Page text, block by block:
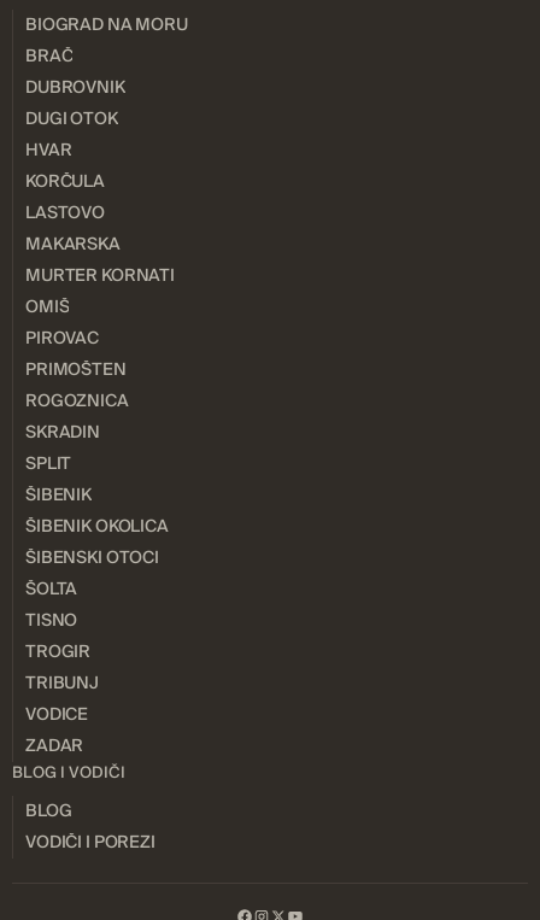
BIOGRAD NA MORU
BRAČ
DUBROVNIK
DUGI OTOK
HVAR
KORČULA
LASTOVO
MAKARSKA
MURTER KORNATI
OMIŠ
PIROVAC
PRIMOŠTEN
ROGOZNICA
SKRADIN
SPLIT
ŠIBENIK
ŠIBENIK OKOLICA
ŠIBENSKI OTOCI
ŠOLTA
TISNO
TROGIR
TRIBUNJ
VODICE
ZADAR
BLOG I VODIČI
BLOG
VODIČI I POREZI